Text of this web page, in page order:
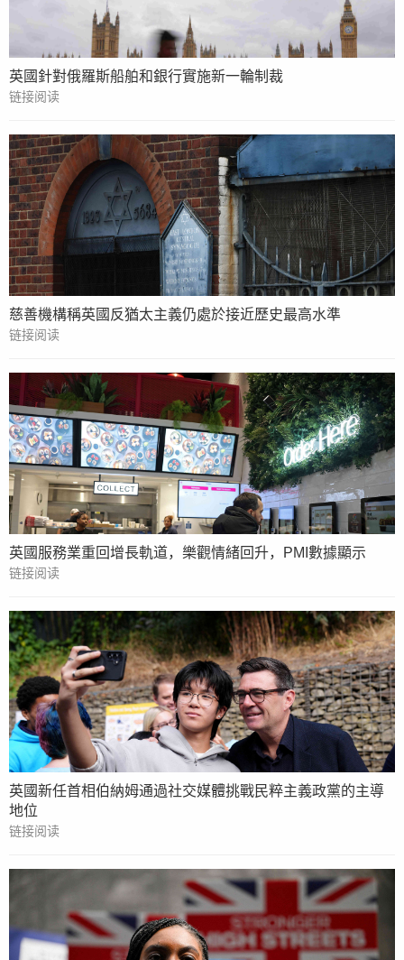
英國針對俄羅斯船舶和銀行實施新一輪制裁
链接阅读
慈善機構稱英國反猶太主義仍處於接近歷史最高水準
链接阅读
英國服務業重回增長軌道，樂觀情緒回升，PMI數據顯示
链接阅读
英國新任首相伯納姆通過社交媒體挑戰民粹主義政黨的主導
地位
链接阅读